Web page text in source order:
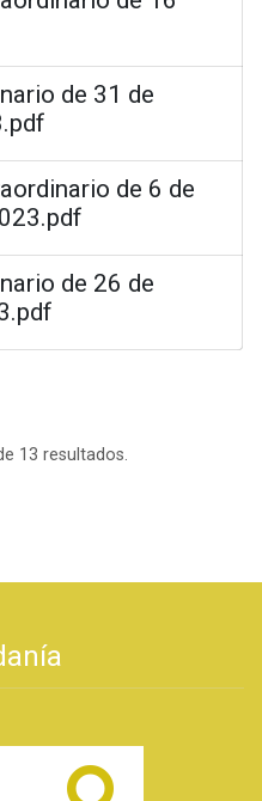
de 31 de
de 6 de
de 26 de
13 resultados.
Buscar